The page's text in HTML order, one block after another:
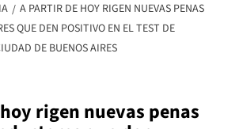
A PARTIR DE HOY RIGEN NUEVAS PENAS
QUE DEN POSITIVO EN EL TEST DE
DE BUENOS AIRES
rigen nuevas penas